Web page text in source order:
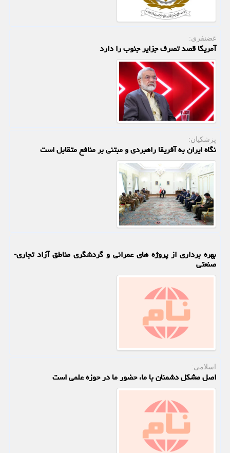
غضنفری:
آمریکا قصد تصرف جزایر جنوب را دارد
پزشکیان:
نگاه ایران به آفریقا راهبردی و مبتنی بر منافع متقابل است
بهره برداری از پروژه های عمرانی و گردشگری مناطق آزاد تجاری-
صنعتی
اسلامی:
اصل مشکل دشمنان با ما، حضور ما در حوزه علمی است